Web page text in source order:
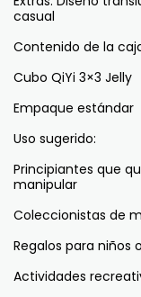
casual
Contenido de la
Cubo QiYi 3×3 Jelly
Empaque estándar
Uso sugerido:
Principiantes que
manipular
Coleccionistas de
Regalos para niños
Actividades